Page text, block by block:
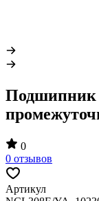
Подшипник
0
0 отзывов
Артикул